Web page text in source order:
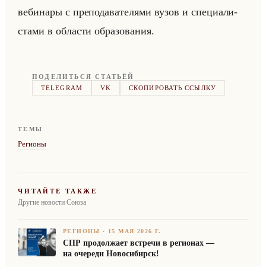
ве­би­на­ры с пре­по­да­ва­те­ля­ми вузов и спе­ци­али­
ста­ми в об­ла­сти об­ра­зо­ва­ния.
ПОДЕЛИТЬСЯ СТАТЬЁЙ
TELEGRAM
VK СКОПИРОВАТЬ ССЫЛКУ
ТЕМЫ
Регионы
ЧИТАЙТЕ ТАКЖЕ
Другие новости Союза
РЕГИОНЫ · 15 МАЯ 2026 Г.
СПР продолжает встречи в регионах —
на очереди Новосибирск!